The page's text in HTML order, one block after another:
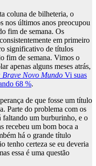
coluna de bilheteria, o
nos últimos anos preocupou
fim de semana. Os
em primeiro
significativo de títulos
fim de semana. Vimos o
apenas alguns meses atrás,
Novo Mundo Vi suas
68 %.
de que fosse um título
Parte do problema com os
faltando um burburinho, e o
recebeu um bom boca a
há o grande título
tenho certeza se eu deveria
essa é uma questão